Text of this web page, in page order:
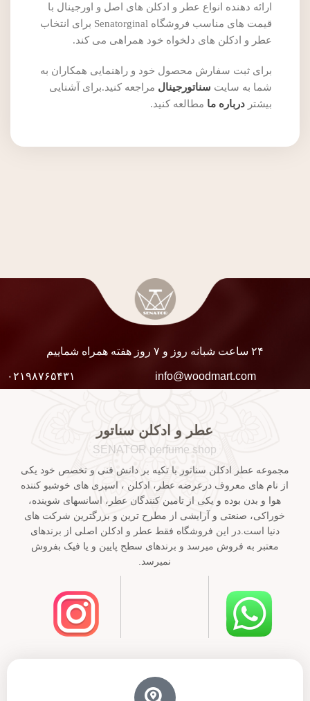
ارائه دهنده انواع عطر و ادکلن های اصل و اورجینال با
قیمت های مناسب فروشگاه Senatorginal برای انتخاب
عطر و ادکلن های دلخواه خود همراهی می کند.
برای ثبت سفارش محصول خود و راهنمایی همکاران به
شما به سایت سناتورجینال مراجعه کنید.برای آشنایی
بیشتر درباره ما مطالعه کنید.
۲۴ ساعت شبانه روز و ۷ روز هفته همراه شماییم
info@woodmart.com ۰۲۱۹۸۷۶۵۴۳۱
عطر و ادکلن سناتور
SENATOR perfume shop
مجموعه عطر ادکلن سناتور با تکیه بر دانش فنی و تخصص خود یکی
از نام های معروف درعرضه عطر، ادکلن ، اسپری های خوشبو کننده
هوا و بدن بوده و یکی از تامین کنندگان عطر، اسانسهای شوینده،
خوراکی، صنعتی و آرایشی از مطرح ترین و بزرگترین شرکت های
دنیا است.در این فروشگاه فقط عطر و ادکلن اصلی از برندهای
معتبر به فروش میرسد و برندهای سطح پایین و یا فیک بفروش
نمیرسد.